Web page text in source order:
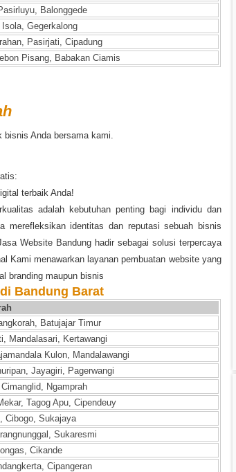
Balonggede
Gegerkalong
Pasirjati, Cipadung
Pisang, Babakan Ciamis
Anda bersama kami.
terbaik Anda!
adalah kebutuhan penting bagi individu dan
merefleksikan identitas dan reputasi sebuah bisnis
Website Bandung hadir sebagai solusi terpercaya
Kami menawarkan layanan pembuatan website yang
branding maupun bisnis
Bandung Barat
Batujajar Timur
Mandalasari, Kertawangi
Kulon, Mandalawangi
Jayagiri, Pagerwangi
Ngamprah
Tagog Apu, Cipendeuy
Cibogo, Sukajaya
Sukaresmi
Cikande
Cipangeran